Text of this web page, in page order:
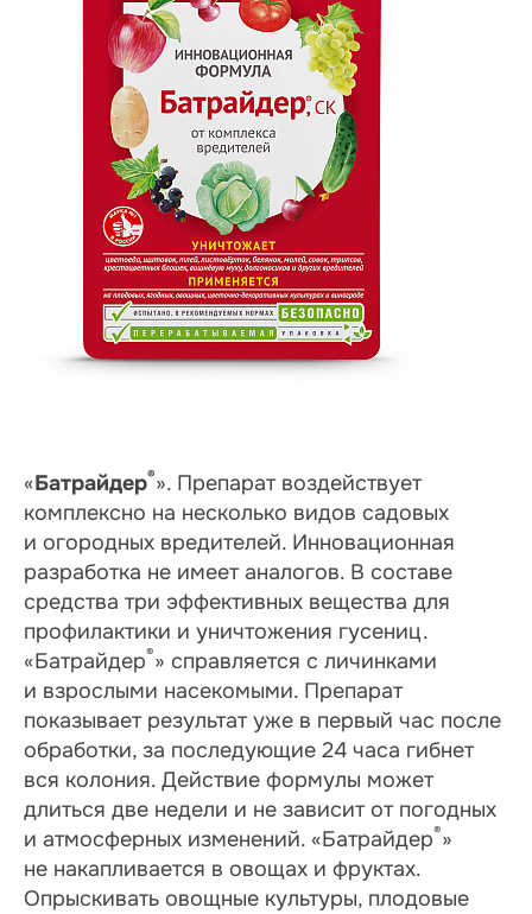
«Батрайдер®». Препарат воздействует
комплексно на несколько видов садовых
и огородных вредителей. Инновационная
разработка не имеет аналогов. В составе
средства три эффективных вещества для
профилактики и уничтожения гусениц.
«Батрайдер®» справляется с личинками
и взрослыми насекомыми. Препарат
показывает результат уже в первый час после
обработки, за последующие 24 часа гибнет
вся колония. Действие формулы может
длиться две недели и не зависит от погодных
и атмосферных изменений. «Батрайдер®»
не накапливается в овощах и фруктах.
Опрыскивать овощные культуры, плодовые